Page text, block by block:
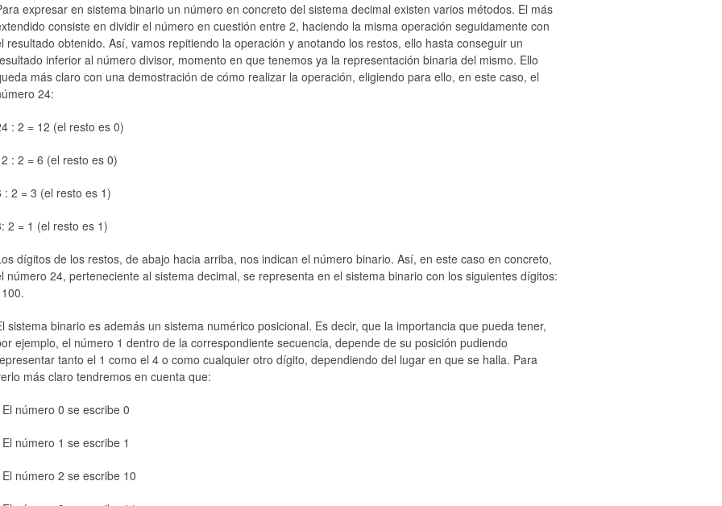
expresar en sistema binario un número en concreto del sistema decimal existen varios métodos. El más
consiste en dividir el número en cuestión entre 2, haciendo la misma operación seguidamente con
resultado obtenido. Así, vamos repitiendo la operación y anotando los restos, ello hasta conseguir un
inferior al número divisor, momento en que tenemos ya la representación binaria del mismo. Ello
más claro con una demostración de cómo realizar la operación, eligiendo para ello, en este caso, el
24:
: 2 = 12 (el resto es 0)
: 2 = 6 (el resto es 0)
: 2 = 3 (el resto es 1)
2 = 1 (el resto es 1)
dígitos de los restos, de abajo hacia arriba, nos indican el número binario. Así, en este caso en concreto,
número 24, perteneciente al sistema decimal, se representa en el sistema binario con los siguientes dígitos:
sistema binario es además un sistema numérico posicional. Es decir, que la importancia que pueda tener,
ejemplo, el número 1 dentro de la correspondiente secuencia, depende de su posición pudiendo
tanto el 1 como el 4 o como cualquier otro dígito, dependiendo del lugar en que se halla. Para
más claro tendremos en cuenta que:
número 0 se escribe 0
número 1 se escribe 1
número 2 se escribe 10